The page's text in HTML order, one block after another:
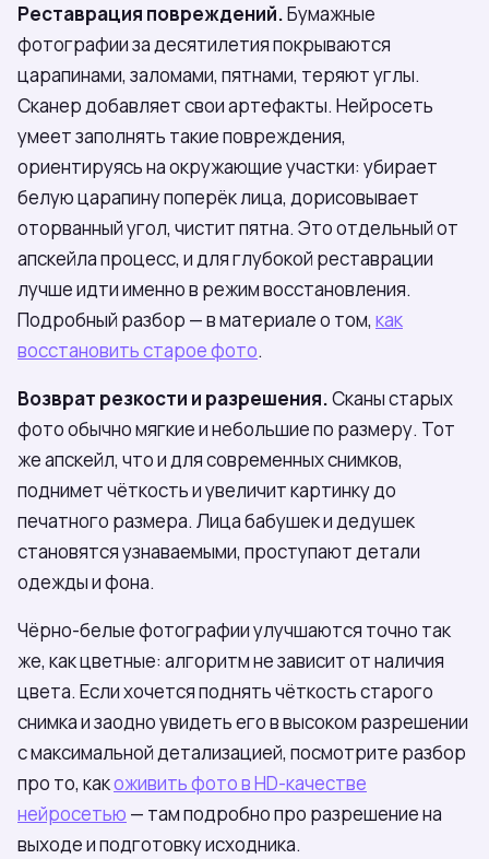
Реставрация повреждений.Бумажные
фотографии за десятилетия покрываются
царапинами, заломами, пятнами, теряют углы.
Сканер добавляет свои артефакты. Нейросеть
умеет заполнять такие повреждения,
ориентируясь на окружающие участки: убирает
белую царапину поперёк лица, дорисовывает
оторванный угол, чистит пятна. Это отдельный от
апскейла процесс, и для глубокой реставрации
лучше идти именно в режим восстановления.
Подробный разбор — в материале о том, как
восстановить старое фото.
Возврат резкости и разрешения.Сканы старых
фото обычно мягкие и небольшие по размеру. Тот
же апскейл, что и для современных снимков,
поднимет чёткость и увеличит картинку до
печатного размера. Лица бабушек и дедушек
становятся узнаваемыми, проступают детали
одежды и фона.
Чёрно-белые фотографии улучшаются точно так
же, как цветные: алгоритм не зависит от наличия
цвета. Если хочется поднять чёткость старого
снимка и заодно увидеть его в высоком разрешении
с максимальной детализацией, посмотрите разбор
про то, какоживить фото в HD-качестве
нейросетью — там подробно про разрешение на
выходе и подготовку исходника.